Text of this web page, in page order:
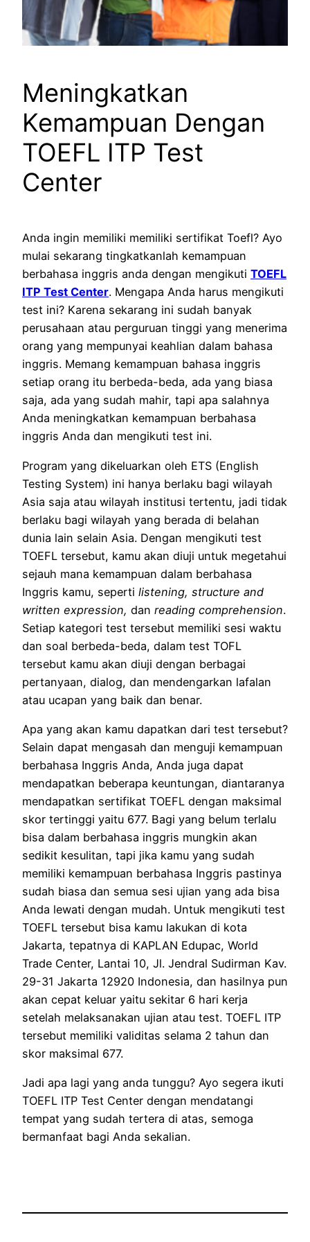
Meningkatkan
Kemampuan Dengan
TOEFL ITP Test
Center
Anda ingin memiliki memiliki sertifikat Toefl? Ayo
mulai sekarang tingkatkanlah kemampuan
berbahasa inggris anda dengan mengikuti TOEFL
ITP Test Center. Mengapa Anda harus mengikuti
test ini? Karena sekarang ini sudah banyak
perusahaan atau perguruan tinggi yang menerima
orang yang mempunyai keahlian dalam bahasa
inggris. Memang kemampuan bahasa inggris
setiap orang itu berbeda-beda, ada yang biasa
saja, ada yang sudah mahir, tapi apa salahnya
Anda meningkatkan kemampuan berbahasa
inggris Anda dan mengikuti test ini.
Program yang dikeluarkan oleh ETS (English
Testing System) ini hanya berlaku bagi wilayah
Asia saja atau wilayah institusi tertentu, jadi tidak
berlaku bagi wilayah yang berada di belahan
dunia lain selain Asia. Dengan mengikuti test
TOEFL tersebut, kamu akan diuji untuk megetahui
sejauh mana kemampuan dalam berbahasa
Inggris kamu, seperti listening, structure and
written expression, dan reading comprehension.
Setiap kategori test tersebut memiliki sesi waktu
dan soal berbeda-beda, dalam test TOFL
tersebut kamu akan diuji dengan berbagai
pertanyaan, dialog, dan mendengarkan lafalan
atau ucapan yang baik dan benar.
Apa yang akan kamu dapatkan dari test tersebut?
Selain dapat mengasah dan menguji kemampuan
berbahasa Inggris Anda, Anda juga dapat
mendapatkan beberapa keuntungan, diantaranya
mendapatkan sertifikat TOEFL dengan maksimal
skor tertinggi yaitu 677. Bagi yang belum terlalu
bisa dalam berbahasa inggris mungkin akan
sedikit kesulitan, tapi jika kamu yang sudah
memiliki kemampuan berbahasa Inggris pastinya
sudah biasa dan semua sesi ujian yang ada bisa
Anda lewati dengan mudah. Untuk mengikuti test
TOEFL tersebut bisa kamu lakukan di kota
Jakarta, tepatnya di KAPLAN Edupac, World
Trade Center, Lantai 10, Jl. Jendral Sudirman Kav.
29-31 Jakarta 12920 Indonesia, dan hasilnya pun
akan cepat keluar yaitu sekitar 6 hari kerja
setelah melaksanakan ujian atau test. TOEFL ITP
tersebut memiliki validitas selama 2 tahun dan
skor maksimal 677.
Jadi apa lagi yang anda tunggu? Ayo segera ikuti
TOEFL ITP Test Center dengan mendatangi
tempat yang sudah tertera di atas, semoga
bermanfaat bagi Anda sekalian.